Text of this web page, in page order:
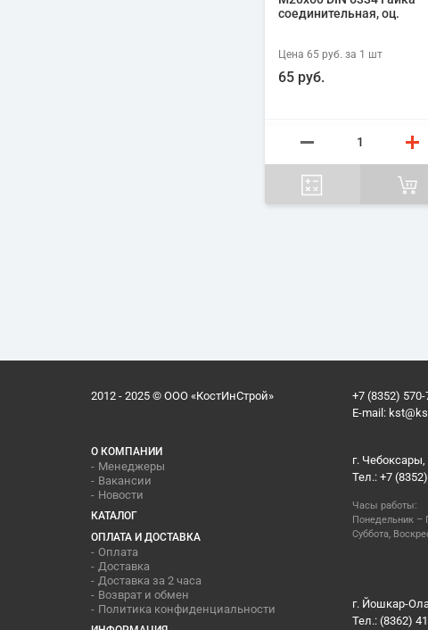
соединительная, оц.
Цена 65 руб. за 1 шт
65 руб.
2012 - 2025 © ООО «КостИнСтрой»
+7 (8352)
E-mail:
О КОМПАНИИ
Менеджеры
Вакансии
Новости
КАТАЛОГ
ОПЛАТА И ДОСТАВКА
Оплата
Доставка
Доставка за 2 часа
Возврат и обмен
Политика конфиденциальности
г.
Тел.: +7
Часы работы:
Понедельник –
Суббота,
г. Йошкар-
Тел.: (8362)